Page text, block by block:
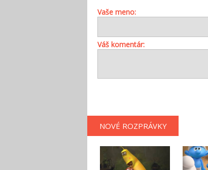
Vaše meno:
Váš komentár:
NOVÉ ROZPRÁVKY